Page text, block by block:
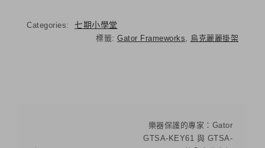
Categories: 七期小學堂
標籤: Gator Frameworks 烏克麗麗掛架
樂器保護的專家：Gator
GTSA-KEY61 與 GTSA-